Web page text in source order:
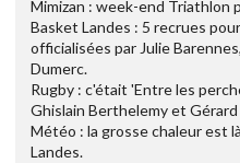
Mimizan : week-end Triathlon
Basket Landes : 5 recrues
officialisées par Julie
Dumerc.
Rugby : c'était 'Entre les
Ghislain Berthelemy et
Météo : la grosse chaleur est
Landes.